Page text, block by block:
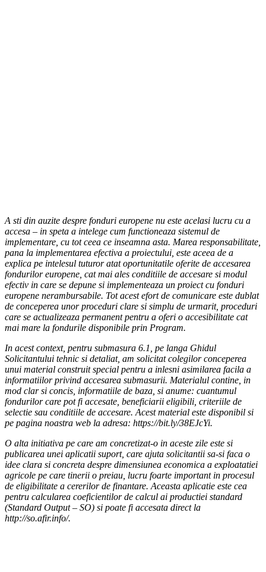
A sti din auzite despre fonduri europene nu este acelasi lucru cu a
accesa – in speta a intelege cum functioneaza sistemul de
implementare, cu tot ceea ce inseamna asta. Marea responsabilitate,
pana la implementarea efectiva a proiectului, este aceea de a
explica pe intelesul tuturor atat oportunitatile oferite de accesarea
fondurilor europene, cat mai ales conditiile de accesare si modul
efectiv in care se depune si implementeaza un proiect cu fonduri
europene nerambursabile. Tot acest efort de comunicare este dublat
de conceperea unor proceduri clare si simplu de urmarit, proceduri
care se actualizeaza permanent pentru a oferi o accesibilitate cat
mai mare la fondurile disponibile prin Program.
In acest context, pentru submasura 6.1, pe langa Ghidul
Solicitantului tehnic si detaliat, am solicitat colegilor conceperea
unui material construit special pentru a inlesni asimilarea facila a
informatiilor privind accesarea submasurii. Materialul contine, in
mod clar si concis, informatiile de baza, si anume: cuantumul
fondurilor care pot fi accesate, beneficiarii eligibili, criteriile de
selectie sau conditiile de accesare. Acest material este disponibil si
pe pagina noastra web la adresa: https://bit.ly/38EJcYi.
O alta initiativa pe care am concretizat-o in aceste zile este si
publicarea unei aplicatii suport, care ajuta solicitantii sa-si faca o
idee clara si concreta despre dimensiunea economica a exploatatiei
agricole pe care tinerii o preiau, lucru foarte important in procesul
de eligibilitate a cererilor de finantare. Aceasta aplicatie este cea
pentru calcularea coeficientilor de calcul ai productiei standard
(Standard Output – SO) si poate fi accesata direct la
http://so.afir.info/.